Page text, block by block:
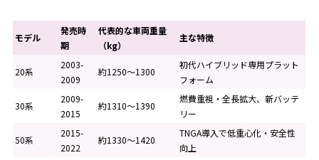
モデル
発売時
期
代表的な車両重量
（kg）
主な特徴
20系
2003-
2009
約1250〜1300
初代ハイブリッド専用プラット
フォーム
30系
2009-
2015
約1310〜1390
燃費重視・全長拡大、新バッテ
リー
50系
2015-
2022
約1330〜1420
TNGA導入で低重心化・安全性
向上